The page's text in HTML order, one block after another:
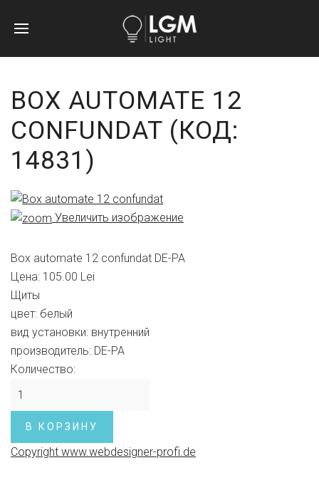
BOX AUTOMATE 12
CONFUNDAT (КОД:
14831 )
Увеличить изображение
Box automate 12 confundat DE-PA
Цена: 105.00 Lei
Щиты
цвет: белый
вид установки: внутренний
производитель: DE-PA
Количество:
Copyright www.webdesigner-profi.de